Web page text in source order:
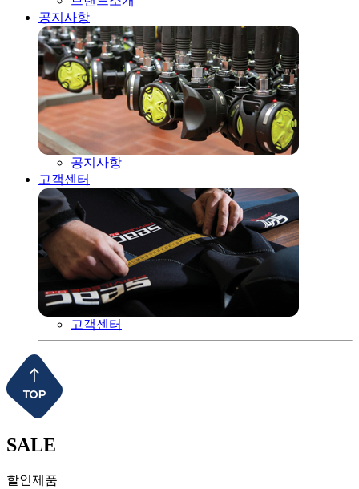
공지사항
공지사항
고객센터
고객센터
SALE
할인제품